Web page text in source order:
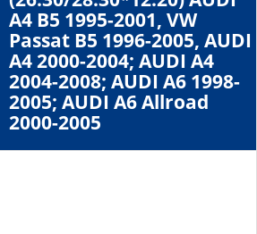
A4 B5 1995-2001, VW
Passat B5 1996-2005, AUDI
A4 2000-2004; AUDI A4
2004-2008; AUDI A6 1998-
2005; AUDI A6 Allroad
2000-2005